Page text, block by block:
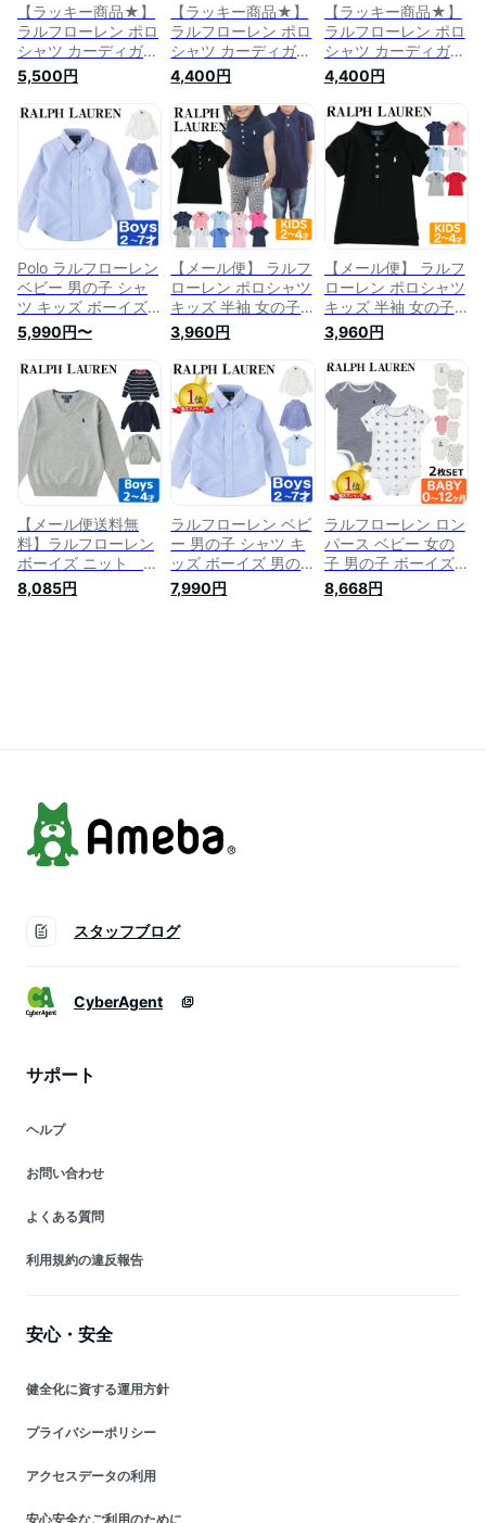
【ラッキー商品★】
ラルフローレン ポロ
シャツ カーディガン
ロンパース ワンピー
ス 服 キッズ ベビー
女の子 男の子 半袖
長袖 ボーイズ ガー
ルズ POLO RALPH
LAUREN ポロ
5,500円
【ラッキー商品★】
ラルフローレン ポロ
シャツ カーディガン
ロンパース ワンピー
ス 服 キッズ ベビー
女の子 男の子 半袖
長袖 ボーイズ ガー
ルズ POLO RALPH
LAUREN ポロ
4,400円
【ラッキー商品★】
ラルフローレン ポロ
シャツ カーディガン
ロンパース ワンピー
ス 服 キッズ ベビー
女の子 男の子 半袖
長袖 ボーイズ ガー
ルズ POLO RALPH
LAUREN ポロ
4,400円
Polo ラルフローレン
ベビー 男の子 シャ
ツ キッズ ボーイズ
男の子 コットン
POLO RALPH
LAUREN ポロ
Cotton Oxford Shirt
メール便
5,990円〜
【メール便】 ラルフ
ローレン ポロシャツ
キッズ 半袖 女の子
男の子 ボーイズ ガ
ールズ Tシャツ ショ
ートスリーブ シャツ
POLO RALPH
LAUREN ポロ
3,960円
【メール便】 ラルフ
ローレン ポロシャツ
キッズ 半袖 女の子
男の子 ボーイズ ガ
ールズ Tシャツ ショ
ートスリーブ シャツ
POLO RALPH
LAUREN ポロ
3,960円
【メール便送料無
料】ラルフローレン
ボーイズ ニット 長
袖 キッズ 男の
子 セーター POLO
8,085円
ラルフローレン ベビ
ー 男の子 シャツ キ
ッズ ボーイズ 男の
子 コットン POLO
RALPH LAUREN ポ
7,990円
ラルフローレン ロン
パース ベビー 女の
子 男の子 ボーイズ
ガールズ ロンパース
2枚セット ベビー服
8,668円
スタッフブログ
CyberAgent
サポート
ヘルプ
お問い合わせ
よくある質問
利用規約の違反報告
安心・安全
健全化に資する運用方針
プライバシーポリシー
アクセスデータの利用
安心安全なご利用のために